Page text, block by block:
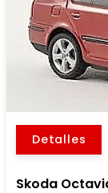
Detalles
Skoda